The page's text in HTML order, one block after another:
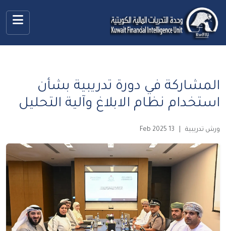
المشاركة في دورة تدريبية بشأن
استخدام نظام الابلاغ وآلية التحليل
ورش تدريبية 13 Feb 2025